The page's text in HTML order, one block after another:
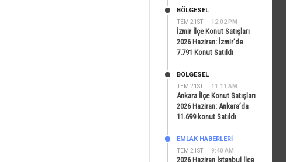
TEM 21ST 12:02 PM
BÖLGESEL
İzmir İlçe Konut Satışları
2026 Haziran: İzmir’de
7.791 Konut Satıldı
TEM 21ST 11:11 AM
BÖLGESEL
Ankara İlçe Konut Satışları
2026 Haziran: Ankara’da
11.699 konut Satıldı
TEM 21ST 9:40 AM
EMLAK HABERLERI
2026 Haziran İstanbul İlçe